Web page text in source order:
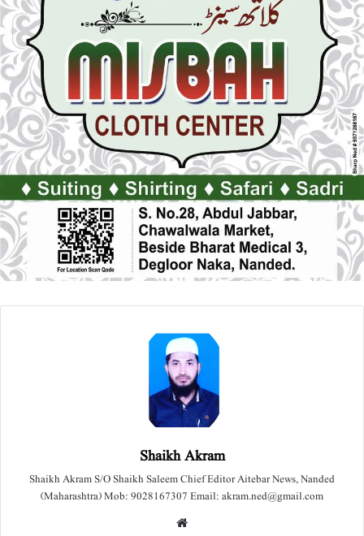
Shaikh Akram
Shaikh Akram S/O Shaikh Saleem Chief Editor Aitebar News, Nanded
(Maharashtra) Mob: 9028167307 Email: akram.ned@gmail.com